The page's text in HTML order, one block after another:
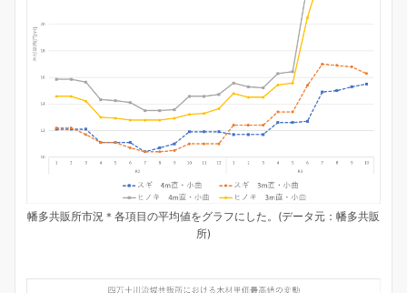
幡多共販所市況＊各項目の平均値をグラフにした。(データ元：幡多共販
所)